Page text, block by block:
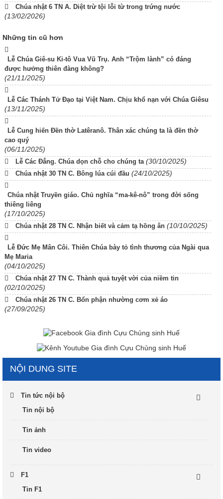
Chúa nhật 6 TN A. Diệt trừ tội lỗi từ trong trứng nước
(13/02/2026)
Những tin cũ hơn
Lễ Chúa Giê-su Ki-tô Vua Vũ Trụ. Anh “Trộm lành” có đáng
được hưởng thiên đàng không?
(21/11/2025)
Lễ Các Thánh Tử Đạo tại Việt Nam. Chịu khổ nạn với Chúa Giêsu
(13/11/2025)
Lễ Cung hiến Đền thờ Latêranô. Thân xác chúng ta là đền thờ
cao quý
(06/11/2025)
Lễ Các Đẳng. Chúa dọn chỗ cho chúng ta (30/10/2025)
Chúa nhật 30 TN C. Bông lúa cúi đầu (24/10/2025)
Chúa nhật Truyền giáo. Chủ nghĩa “ma-kê-nô” trong đời sống
thiêng liêng
(17/10/2025)
Chúa nhật 28 TN C. Nhận biết và cảm tạ hồng ân (10/10/2025)
Lễ Đức Mẹ Mân Côi. Thiên Chúa bày tỏ tình thương của Ngài qua
Mẹ Maria
(04/10/2025)
Chúa nhật 27 TN C. Thành quả tuyệt vời của niềm tin
(02/10/2025)
Chúa nhật 26 TN C. Bổn phận nhường cơm xẻ áo
(27/09/2025)
NỘI DUNG SITE
Tin tức nội bộ
Tin nội bộ
Tin ảnh
Tin video
F1
Tin F1